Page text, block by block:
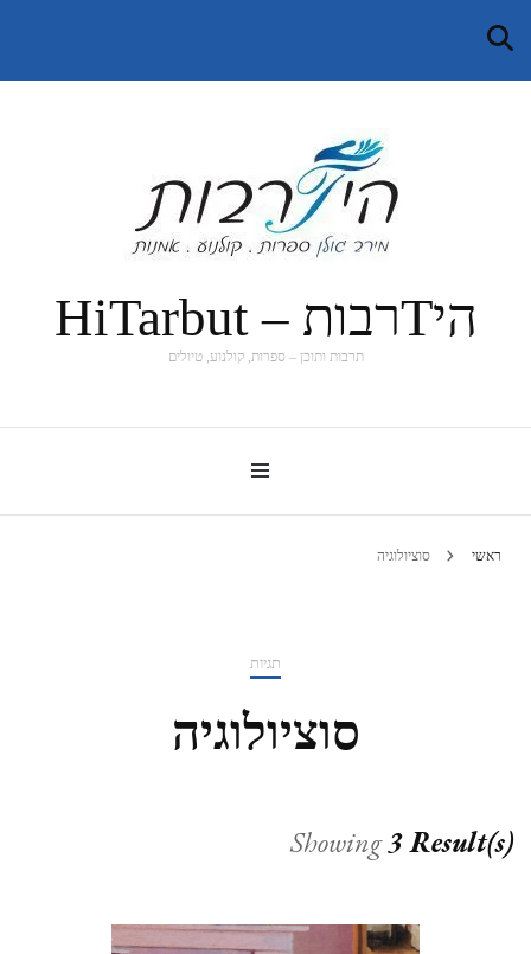
היTרבות – HiTarbut
תרבות ותוכן – ספרות, קולנוע, טיולים
ראשי סוציולוגיה
תגיות
סוציולוגיה
Showing3 Result(s)